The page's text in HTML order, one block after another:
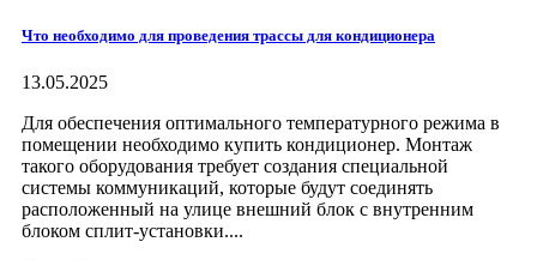
Что необходимо для проведения трассы для кондиционера
13.05.2025
Для обеспечения оптимального температурного режима в
помещении необходимо купить кондиционер. Монтаж
такого оборудования требует создания специальной
системы коммуникаций, которые будут соединять
расположенный на улице внешний блок с внутренним
блоком сплит-установки....